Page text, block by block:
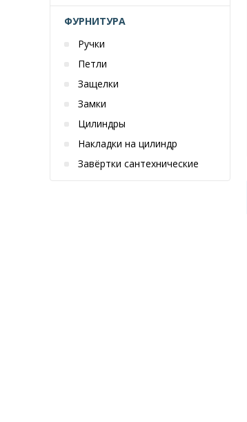
ФУРНИТУРА
Ручки
Петли
Защелки
Замки
Цилиндры
Накладки на цилиндр
Завёртки сантехнические